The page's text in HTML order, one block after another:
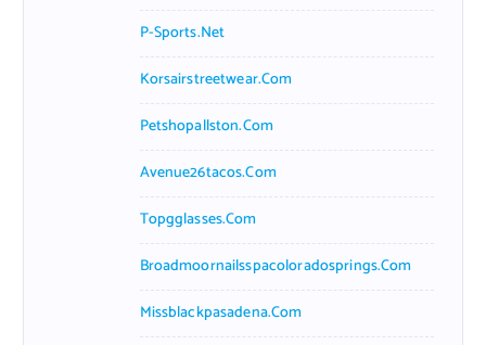
P-Sports.net
Korsairstreetwear.com
Petshopallston.com
Avenue26tacos.com
Topgglasses.com
Broadmoornailsspacoloradosprings.com
Missblackpasadena.com